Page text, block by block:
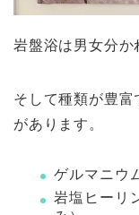
岩盤浴は男女分か
そして種類が豊
があります。
ゲルマニウ
岩塩ヒーリ